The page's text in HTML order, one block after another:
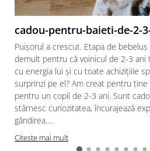
cadou-pentru-baieti-de-2-
Puișorul a crescut. Etapa de
demult pentru că voinicul de 2-3 ani
cu energia lui și cu toate achizițiile
surprinzi pe el? Am creat pentru
pentru un copil de 2-3 ani. Sunt
stârnesc curiozitatea, încurajează
gândirea....
Citeste mai mult